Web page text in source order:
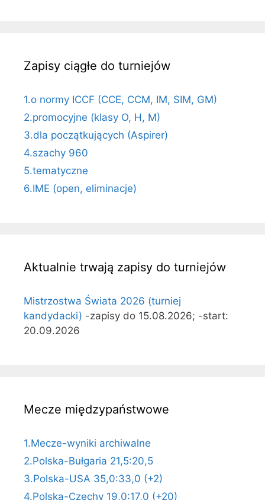
Zapisy ciągłe do turniejów
1.o normy ICCF (CCE, CCM, IM, SIM, GM)
2.promocyjne (klasy O, H, M)
3.dla początkujących (Aspirer)
4.szachy 960
5.tematyczne
6.IME (open, eliminacje)
Aktualnie trwają zapisy do turniejów
Mistrzostwa Świata 2026 (turniej
kandydacki) -zapisy do 15.08.2026; -start:
20.09.2026
Mecze międzypaństwowe
1.Mecze-wyniki archiwalne
2.Polska-Bułgaria 21,5:20,5
3.Polska-USA 35,0:33,0 (+2)
4.Polska-Czechy 19,0:17,0 (+20)